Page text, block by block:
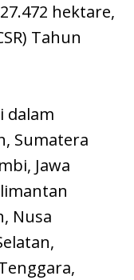
hektare,
Tahun
dalam
Sumatera
Jawa
Nusa